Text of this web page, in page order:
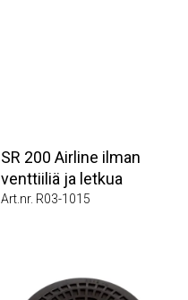
SR 200 Airline ilman
venttiiliä ja letkua
Art.nr. R03-1015